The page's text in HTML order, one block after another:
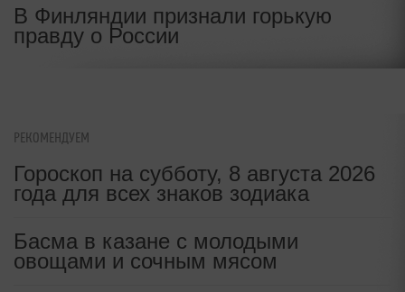
В Финляндии признали горькую
правду о России
РЕКОМЕНДУЕМ
Гороскоп на субботу, 8 августа 2026
года для всех знаков зодиака
Басма в казане с молодыми
овощами и сочным мясом